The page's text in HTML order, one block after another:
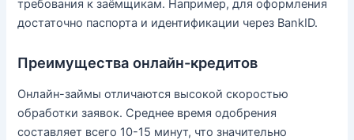
требования к заёмщикам. Например, для оформления
достаточно паспорта и идентификации через BankID.
Преимущества онлайн-кредитов
Онлайн-займы отличаются высокой скоростью
обработки заявок. Среднее время одобрения
составляет всего 10-15 минут, что значительно